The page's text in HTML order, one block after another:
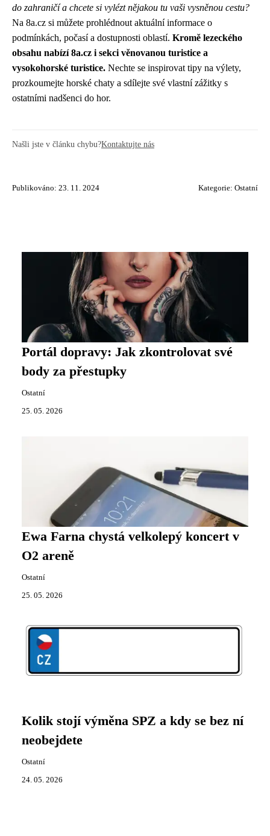
do zahraničí a chcete si vylézt nějakou tu vaši vysněnou cestu?
Na 8a.cz si můžete prohlédnout aktuální informace o
podmínkách, počasí a dostupnosti oblastí. Kromě lezeckého
obsahu nabízí 8a.cz i sekci věnovanou turistice a
vysokohorské turistice. Nechte se inspirovat tipy na výlety,
prozkoumejte horské chaty a sdílejte své vlastní zážitky s
ostatními nadšenci do hor.
Našli jste v článku chybu?Kontaktujte nás
Publikováno: 23. 11. 2024 Kategorie: Ostatní
Portál dopravy: Jak zkontrolovat své
body za přestupky
Ostatní
25. 05. 2026
Ewa Farna chystá velkolepý koncert v
O2 areně
Ostatní
25. 05. 2026
Kolik stojí výměna SPZ a kdy se bez ní
neobejdete
Ostatní
24. 05. 2026